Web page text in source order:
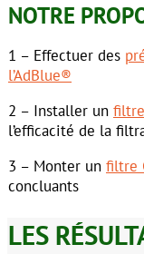
NOTRE
1 – Effectuer des
l’AdBlue®
2 – Installer un
l’efficacité de la
3 – Monter un filtre
concluants
LES